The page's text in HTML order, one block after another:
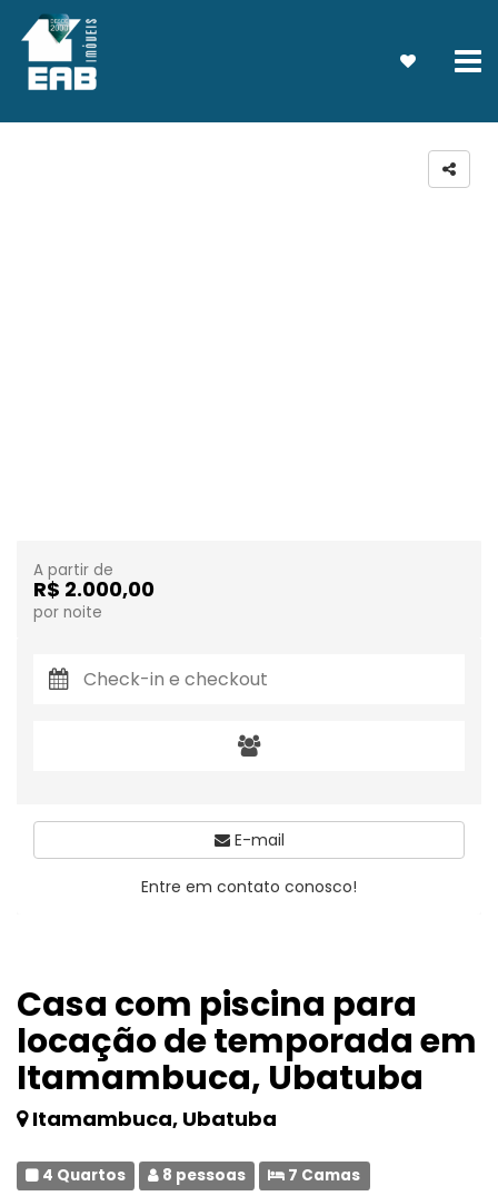
Casa com piscina para
locação de temporada em
Itamambuca, Ubatuba
Itamambuca, Ubatuba
4 Quartos 8 pessoas 7 Camas
A partir de
R$ 2.000,00
por noite
E-mail
Entre em contato conosco!